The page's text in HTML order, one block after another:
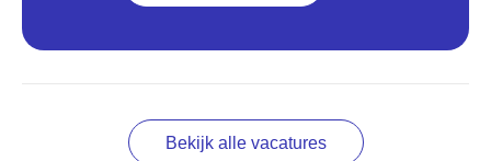
Bekijk alle vacatures